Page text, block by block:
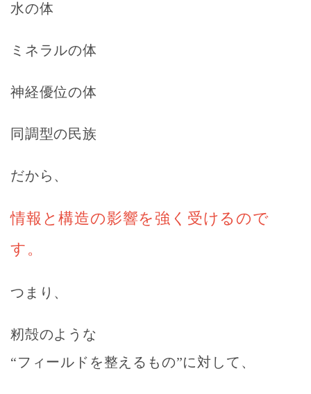
水の体
ミネラルの体
神経優位の体
同調型の民族
だから、
情報と構造の影響を強く受けるので
す。
つまり、
籾殻のような
“フィールドを整えるもの”に対して、